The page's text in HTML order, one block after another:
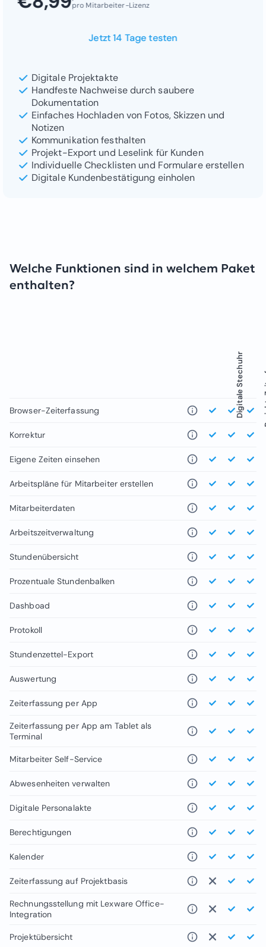
pro Mitarbeiter-Lizenz
Jetzt 14 Tage testen
Digitale Projektakte
Handfeste Nachweise durch saubere
Dokumentation
Einfaches Hochladen von Fotos, Skizzen und
Notizen
Kommunikation festhalten
Projekt-Export und Leselink für Kunden
Individuelle Checklisten und Formulare erstellen
Digitale Kundenbestätigung einholen
Welche Funktionen sind in welchem Paket
enthalten?
Digitale Stechuhr
Browser-Zeiterfassung
Korrektur
Eigene Zeiten einsehen
Arbeitspläne für Mitarbeiter erstellen
Mitarbeiterdaten
Arbeitszeitverwaltung
Stundenübersicht
Prozentuale Stundenbalken
Dashboad
Protokoll
Stundenzettel-Export
Auswertung
Zeiterfassung per App
Zeiterfassung per App am Tablet als
Terminal
Mitarbeiter Self-Service
Abwesenheiten verwalten
Digitale Personalakte
Berechtigungen
Kalender
Zeiterfassung auf Projektbasis
Rechnungsstellung mit Lexware Office-
Integration
Projektübersicht